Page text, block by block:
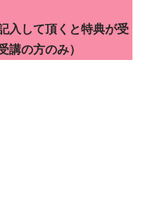
入して頂くと特典が受
講の方のみ）